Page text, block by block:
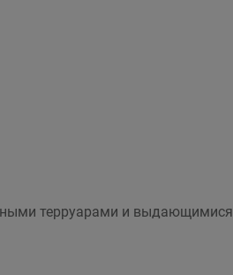
терруарами и выдающимися